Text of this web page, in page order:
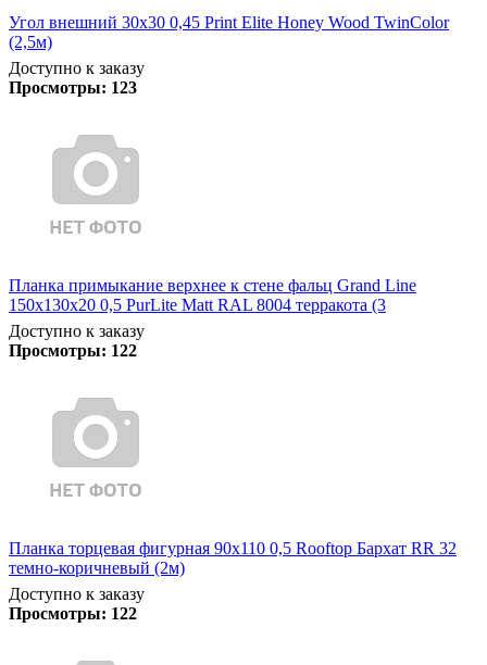
Угол внешний 30х30 0,45 Print Elite Honey Wood TwinColor
(2,5м)
Доступно к заказу
Просмотры: 123
Планка примыкание верхнее к стене фальц Grand Line
150х130х20 0,5 PurLite Matt RAL 8004 терракота (3
Доступно к заказу
Просмотры: 122
Планка торцевая фигурная 90х110 0,5 Rooftop Бархат RR 32
темно-коричневый (2м)
Доступно к заказу
Просмотры: 122